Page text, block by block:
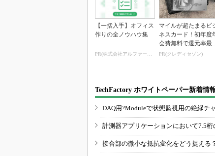
【一括入手】オフィス
作りの全ノウハウ集
マイルが超たまるビ
ネスカード！初年度
会費無料で還元率最大
1.125%
PR(クレディセゾン)
TechFactory ホワイトペーパー新着情
DAQ用?Moduleで状態監視用の絶縁チ
計測器アプリケーションにおいて7.5
接合部の微小な抵抗変化をどう捉え